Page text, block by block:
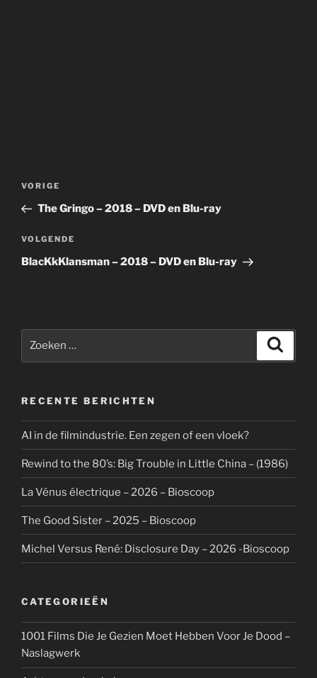
Bericht
Vorig
bericht
VORIGE
The Gringo – 2018 – DVD en Blu-ray
Volgend
bericht
VOLGENDE
BlacKkKlansman – 2018 – DVD en Blu-ray
RECENTE BERICHTEN
AI in de filmindustrie. Een zegen of een vloek?
Rewind to the 80’s: Big Trouble in Little China – (1986)
La Vénus électrique – 2026 – Bioscoop
The Good Sister – 2025 – Bioscoop
Michel Versus René: Disclosure Day – 2026 -Bioscoop
CATEGORIEËN
1001 Films Die Je Gezien Moet Hebben Voor Je Dood –
Naslagwerk